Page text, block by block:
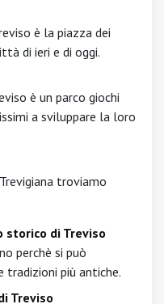
è la piazza dei
di ieri e di oggi.
è un parco giochi
a sviluppare la loro
troviamo
storico di Treviso
perchè si può
tradizioni più antiche.
Treviso